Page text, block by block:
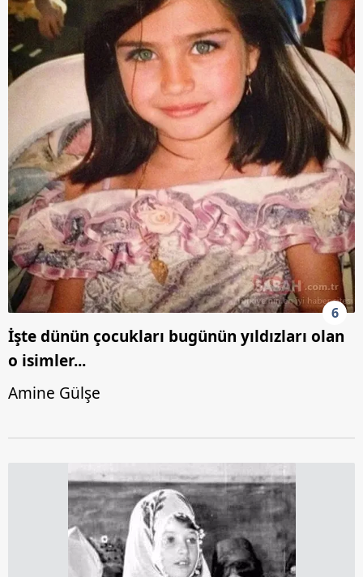
6
İşte dünün çocukları bugünün yıldızları olan
o isimler...
Amine Gülşe